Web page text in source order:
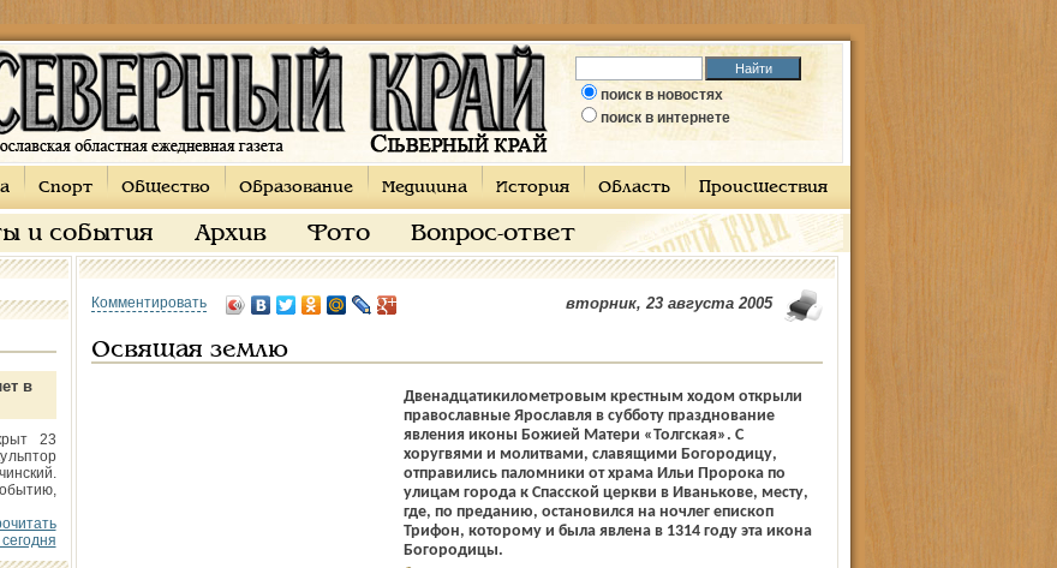
поиск в новостях
поиск в интернете
Спорт Общество Образование Медицина История Область Происшествия
и события Архив Фото Вопрос-ответ
в
23
Комментировать вторник, 23 августа 2005
Освящая землю
Двенадцатикилометровым крестным ходом открыли
православные Ярославля в субботу празднование
явления иконы Божией Матери «Толгская». С
хоругвями и молитвами, славящими Богородицу,
отправились паломники от храма Ильи Пророка по
улицам города к Спасской церкви в Иванькове, месту,
где, по преданию, остановился на ночлег епископ
Трифон, которому и была явлена в 1314 году эта икона
Богородицы.